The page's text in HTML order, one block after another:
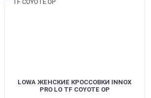
LOWA ЖЕНСКИЕ КРОССОВКИ INNOX
PRO LO TF COYOTE OP